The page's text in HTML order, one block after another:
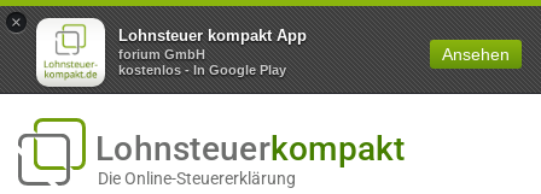
×
Lohnsteuer kompakt App
forium GmbH
kostenlos - In Google Play
Ansehen
Lohnsteuerkompakt
Die Online-Steuererklärung